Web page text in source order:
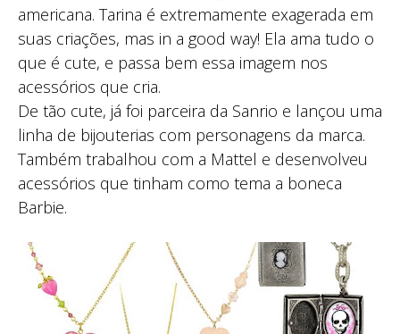
americana. Tarina é extremamente exagerada em
suas criações, mas in a good way! Ela ama tudo o
que é cute, e passa bem essa imagem nos
acessórios que cria.
De tão cute, já foi parceira da Sanrio e lançou uma
linha de bijouterias com personagens da marca.
Também trabalhou com a Mattel e desenvolveu
acessórios que tinham como tema a boneca
Barbie.